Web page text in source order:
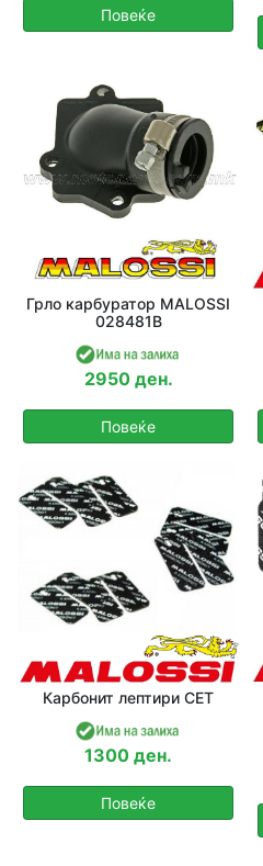
Повеќе
Грло карбуратор MALOSSI
028481B
2950 ден.
Повеќе
Карбонит лептири СЕТ
1300 ден.
Повеќе